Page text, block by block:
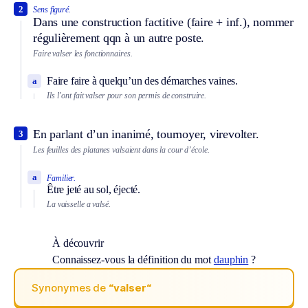
Sens figuré.
Dans une construction factitive (faire + inf.), nommer
régulièrement qqn à un autre poste.
2
Faire valser les fonctionnaires.
Faire faire à quelqu’un des démarches vaines.
a
Ils l’ont fait valser pour son permis de construire.
En parlant d’un inanimé, tournoyer, virevolter.
3
Les feuilles des platanes valsaient dans la cour d’école.
Familier.
Être jeté au sol, éjecté.
a
La vaisselle a valsé.
À découvrir
Connaissez-vous la définition du motdauphin ?
Synonymes de “valser“